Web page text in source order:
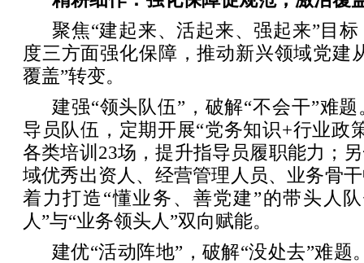
聚焦“建起来、活起来、强起来”目
度三方面强化保障，推动新兴领域党建
覆盖”转变。
建强“领头队伍”，破解“不会干”难
导员队伍，定期开展“党务知识+行业政
各类培训23场，提升指导员履职能力；
域优秀出资人、经营管理人员、业务骨
着力打造“懂业务、善党建”的带头人
人”与“业务领头人”双向赋能。
建优“活动阵地”，破解“没处去”难题